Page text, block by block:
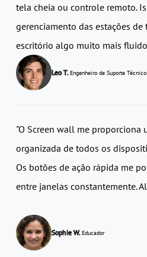
tela cheia ou controle remoto.
gerenciamento das estações
escritório algo muito mais
Leo T. Engenheiro de Suporte Técnico
"O Screen wall me proporciona
organizada de todos os
Os botões de ação rápida me
entre janelas constantemente.
Sophie W. Educador